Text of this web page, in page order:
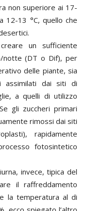
non superiore ai 17-
12-13 °C, quello che
un sufficiente
notte (DT o Dif), per
delle piante, sia
assimilati dai siti di
a quelli di utilizzo
gli zuccheri primari
rimossi dai siti
rapidamente
fotosintetico
invece, tipica del
il raffreddamento
la temperatura al di